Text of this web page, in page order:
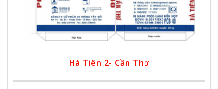
Hà Tiên 2- Cần Thơ